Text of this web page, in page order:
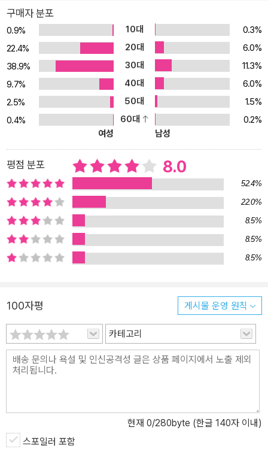
K양은 동급생인 Y양, E양과 함께 하교했다. K양은 Y양, E양과 헤어지
고 홀로 골목에 들어섰다. 골목 입구에서 K양의 집까지는 40미터밖
에 되지 않지만, 그날 K양이 현관문을 여는 일은 없었다. K양의 집을
포함하여 주위에 있는 집의 실내나 마당에 누군가 침입한 흔적이 없
었을뿐더러, K양이 실종된 오후 4시 무렵에 주택가를 오가는 사람이
많았음에도 목격자가 전혀 없어 미제로 종결됐다.”(본문 중에서) 『긴
키 지방의 어느 장소에 대하여』는 의문의 실종과 자살 사건부터 학교
괴담과 도시 괴담, 심령 현상과 귀신에 이르기까지 한 편 한 편이 일상
과 맞닿은 곳에서 벌어지는 사건이라 그 공포가 한결 즉물적으로 다
가온다. 한밤중에 2층 창 너머로 나를 들여다보는 여자, 문 앞에 붙은
정체 모를 스티커, 의문의 투신자살이 이어지는 아파트처럼 얼핏 연
결고리가 없어 보이는 각각의 에피소드를 읽어나가다 보면 취재 중
실종된 편집자 오자와가 괴담의 중심지로 긴키 지방의 어느 장소 ●
●●●●을 파고든 이유와 그곳으로 여자를 유인하는 정체불명의 집
단, 그리고 그곳에서 벌어진 엽기적인 사건의 전모가 서서히 드러난
다. 마침내 작품 속에서 거듭해 나오는 ‘찾아내 주셔서 감사합니다’라
는 오싹한 말투의 진의를 깨닫고 나면 건드려서는 안 될 것을 건드린
이 돋아 두 번은 볼 수 없었다”라며 쏟아낸 현지 독자들의 반응이 결
얼리티를 구축한 생생한 공포의 세계 세스지는 자신의 X(구 트위터)
에 “정보가 있으신 분은 연락 바랍니다”라는 메시지와 함께 URL을
올렸다. URL은 소설 창작 사이트 가쿠요무로 연결된다. 세스지는 가
계에서 의문의 사건이 벌어지고 있는 것처럼 느끼게 만드는 이러한
모큐멘터리 수법은 연재 글이 올라올 때마다 ‘무심코 같은 장소가 있
는지 찾아보았다’라고 할 만큼 폭발적인 반응을 불러일으켰다. 흉악
구매자 분포
0.9% 10대
0.3%
22.4%
20대
6.0%
38.9%
30대
11.3%
9.7%
40대
6.0%
2.5%
50대
1.5%
0.4%
60대
0.2%
여성
남성
평점 분포 8.0
52.4%
22.0%
8.5%
8.5%
8.5%
100자평 게시물 운영 원칙
카테고리
현재 0/280byte (한글 140자 이내)
스포일러 포함